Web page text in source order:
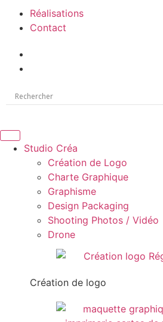
Réalisations
Contact
Studio Créa
Création de Logo
Charte Graphique
Graphisme
Design Packaging
Shooting Photos / Vidéo
Drone
Création de logo